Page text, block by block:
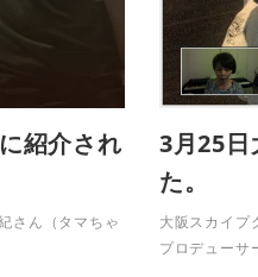
紹介され
さん（タマちゃ
3月25日
た。
大阪スカイプ
プロデューサ